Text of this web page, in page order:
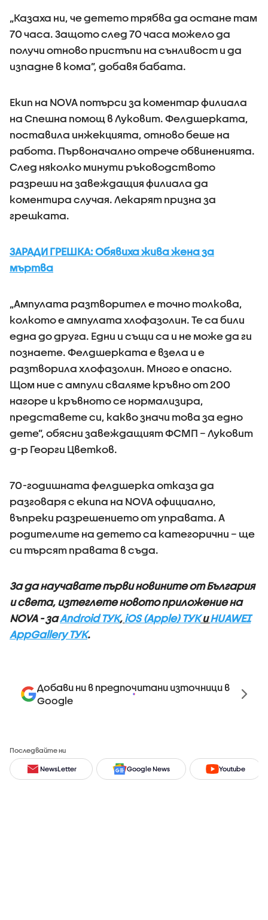
„Казаха ни, че детето трябва да остане там
70 часа. Защото след 70 часа можело да
получи отново пристъпи на сънливост и да
изпадне в кома”, добавя бабата.
Екип на NOVA потърси за коментар филиала
на Спешна помощ в Луковит. Фелдшерката,
поставила инжекцията, отново беше на
работа. Първоначално отрече обвиненията.
След няколко минути ръководството
разреши на завеждащия филиала да
коментира случая. Лекарят призна за
грешката.
ЗАРАДИ ГРЕШКA: Обявиха жива жена за
мъртва
„Ампулата разтворител е точно толкова,
колкото е ампулата хлофазолин. Те са били
една до друга. Едни и същи са и не може да ги
познаете. Фелдшерката е взела и е
разтворила хлофазолин. Много е опасно.
Щом ние с ампули сваляме кръвно от 200
нагоре и кръвното се нормализира,
представете си, какво значи това за едно
дете”, обясни завеждащият ФСМП – Луковит
д-р Георги Цветков.
70-годишната фелдшерка отказа да
разговаря с екипа на NOVA официално,
въпреки разрешението от управата. А
родителите на детето са категорични – ще
си търсят правата в съда.
За да научавате първи новините от България
и света, изтеглете новото приложение на
NOVA - заAndroid ТУК, iOS (Apple) ТУКиHUAWEI
AppGallery ТУК.
Добави ни в предпочитани източници в
Google
Последвайте ни
NewsLetter Google News Youtube